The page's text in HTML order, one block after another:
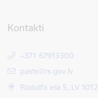
Kontakti
+371 67913300
E-pasts:
pasts@rs.gov.lv
Rūdolfa iela 5, LV 1012